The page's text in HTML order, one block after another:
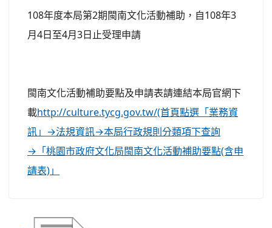
108年度本局第2期閩南文化活動補助，自108年3
月4日至4月3日止受理申請
閩南文化活動補助要點及申請表請連結本局官網下
載http://culture.tycg.gov.tw/(首頁點選「業務資
訊」→法規資訊→本局行政規則分類項下查詢
→「桃園市政府文化局閩南文化活動補助要點(含申
請表)」